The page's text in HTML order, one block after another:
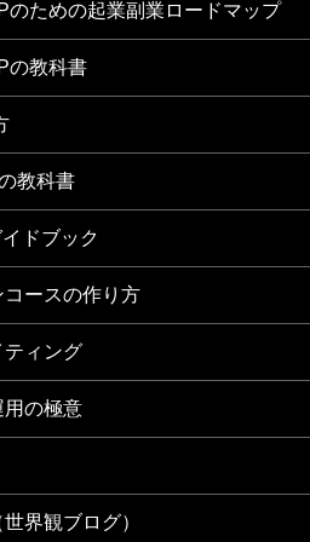
のための起業副業ロードマップ
の教科書
教科書
ドブック
コースの作り方
ティング
用の極意
界観ブログ）